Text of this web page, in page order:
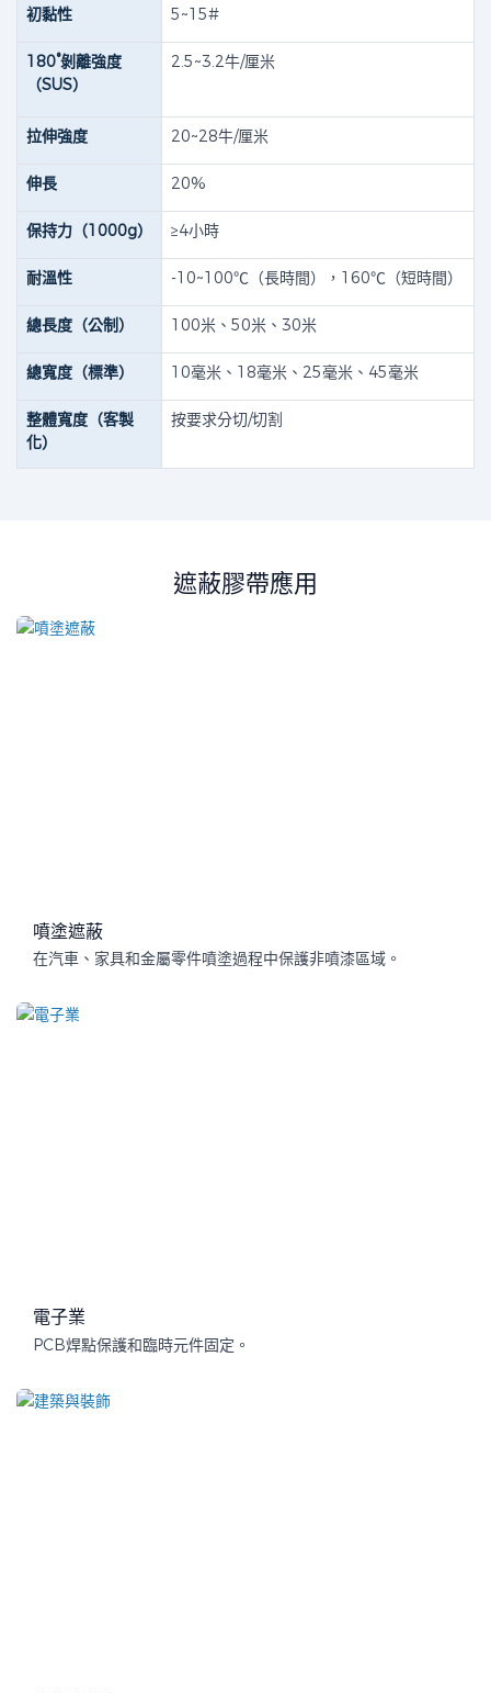
初黏性 5~15#
180°剝離強度
（SUS）
2.5~3.2牛/厘米
拉伸強度 20~28牛/厘米
伸長 20%
保持力（1000g） ≥4小時
耐溫性 -10~100℃（長時間），160℃（短時間）
總長度（公制） 100米、50米、30米
總寬度（標準） 10毫米、18毫米、25毫米、45毫米
整體寬度（客製
化）
按要求分切/切割
遮蔽膠帶應用
噴塗遮蔽
在汽車、家具和金屬零件噴塗過程中保護非噴漆區域。
電子業
PCB焊點保護和臨時元件固定。